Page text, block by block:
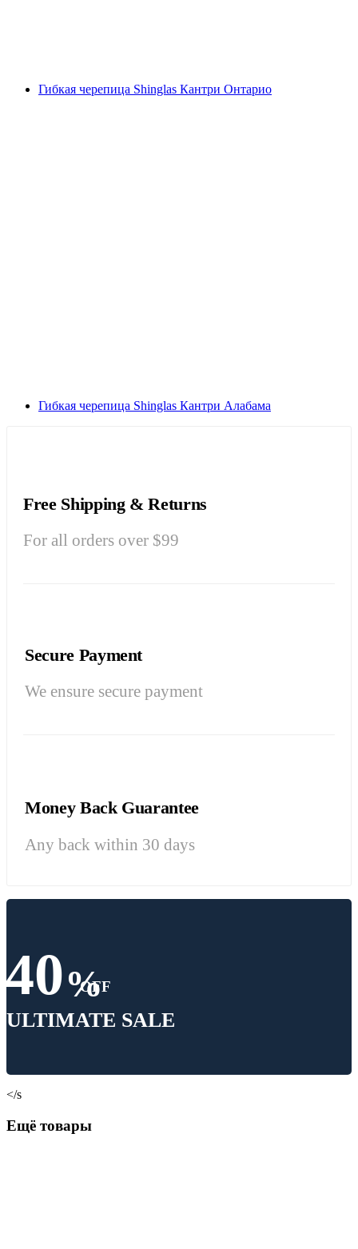
Гибкая черепица Shinglas Кантри Онтарио
Гибкая черепица Shinglas Кантри Алабама
Free Shipping & Returns
For all orders over $99
Secure Payment
We ensure secure payment
Money Back Guarantee
Any back within 30 days
40%
OFF
ULTIMATE SALE
</s
Ещё товары